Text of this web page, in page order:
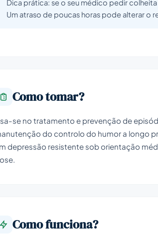
Dica prática: se o seu médico pedir
Um atraso de poucas horas pode alterar o
Como tomar?
se no tratamento e prevenção de
do controlo do humor a longo
depressão resistente sob orientação
Como funciona?